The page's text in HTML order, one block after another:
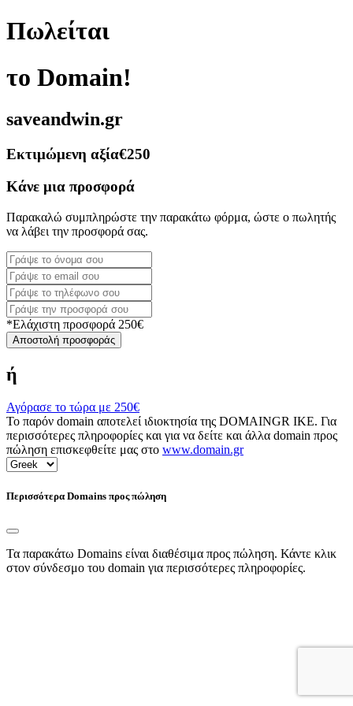
Πωλείται
το Domain!
saveandwin.gr
Εκτιμώμενη αξία€250
Κάνε μια προσφορά
Παρακαλώ συμπληρώστε την παρακάτω φόρμα, ώστε ο πωλητής
να λάβει την προσφορά σας.
*Ελάχιστη προσφορά 250€
Αποστολή προσφοράς
ή
Αγόρασε το τώρα με 250€
Το παρόν domain αποτελεί ιδιοκτησία της DOMAINGR ΙΚΕ. Για
περισσότερες πληροφορίες και για να δείτε και άλλα domain προς
πώληση επισκεφθείτε μας στο www.domain.gr
Περισσότερα Domains προς πώληση
Τα παρακάτω Domains είναι διαθέσιμα προς πώληση. Κάντε κλικ
στον σύνδεσμο του domain για περισσότερες πληροφορίες.